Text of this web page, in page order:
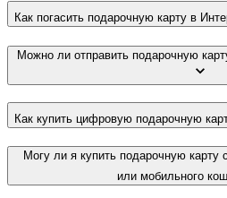
Как погасить подарочную карту в
Можно ли отправить подарочную
Как купить цифровую подарочную
Могу ли я купить подарочную
или мобильного